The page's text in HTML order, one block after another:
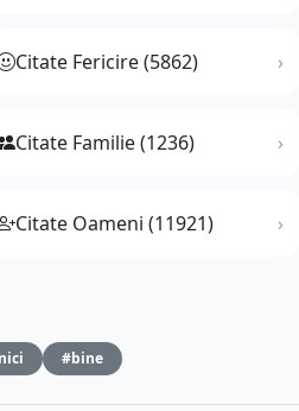
Citate Fericire (5862)
Citate Familie (1236)
Citate Oameni (11921)
#bine